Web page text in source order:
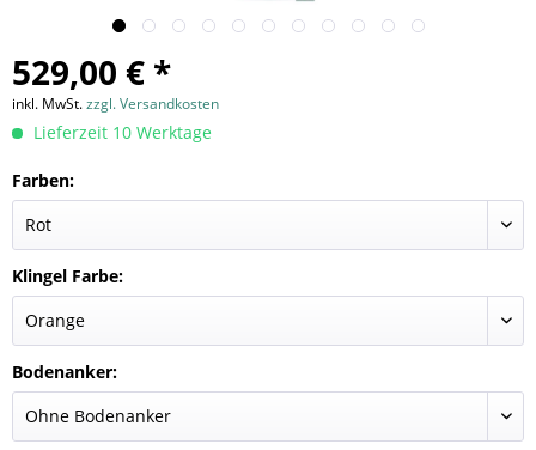
529,00 € *
inkl. MwSt.zzgl. Versandkosten
Lieferzeit 10 Werktage
Farben:
Klingel Farbe:
Bodenanker: